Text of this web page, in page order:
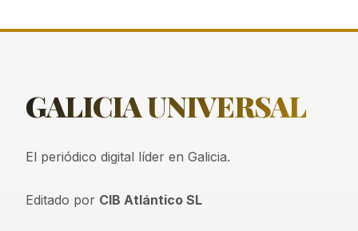
GALICIAUNIVERSAL
El periódico digital líder en Galicia.
Editado por CIB Atlántico SL